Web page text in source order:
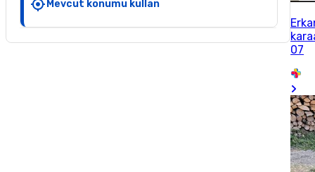
Mevcut konumu kullan
07